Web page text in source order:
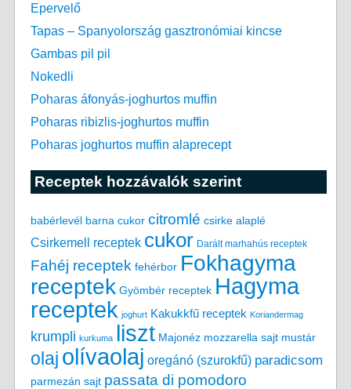
Epervelő
Tapas – Spanyolország gasztronómiai kincse
Gambas pil pil
Nokedli
Poharas áfonyás-joghurtos muffin
Poharas ribizlis-joghurtos muffin
Poharas joghurtos muffin alaprecept
Receptek hozzávalók szerint
babérlevél barna cukor citromlé csirke alaplé
Csirkemell receptek cukor Darált marhahús receptek
Fahéj receptek fehérbor Fokhagyma
receptek Gyömbér receptek Hagyma
receptek joghurt Kakukkfű receptek Koriandermag
krumpli kurkuma liszt Majonéz mozzarella sajt mustár
olaj olívaolaj oregánó (szurokfű) paradicsom
parmezán sajt passata di pomodoro